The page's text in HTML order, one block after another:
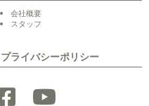
会社概要
スタッフ
プライバシーポリシー